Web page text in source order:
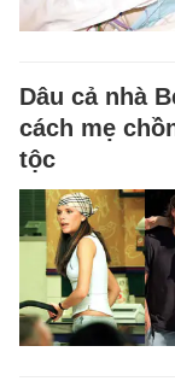
Dâu cả nhà
cách mẹ
tộc